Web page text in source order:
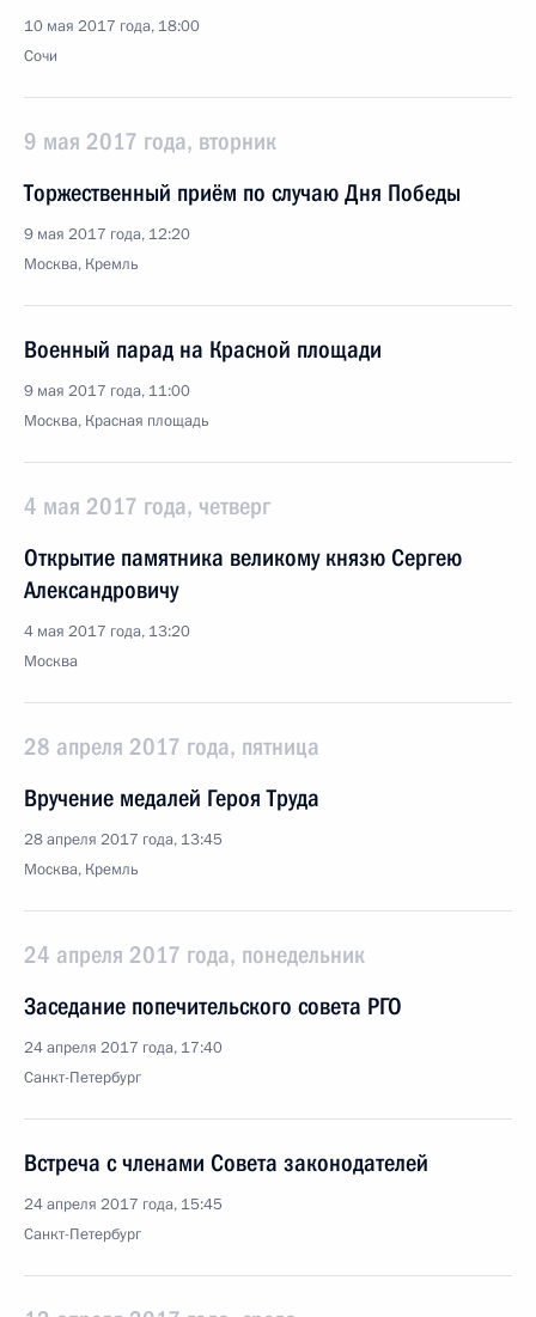
10 мая 2017 года, 18:00
Сочи
9 мая 2017 года, вторник
Торжественный приём по случаю Дня Победы
9 мая 2017 года, 12:20
Москва, Кремль
Военный парад на Красной площади
9 мая 2017 года, 11:00
Москва, Красная площадь
4 мая 2017 года, четверг
Открытие памятника великому князю Сергею
Александровичу
4 мая 2017 года, 13:20
Москва
28 апреля 2017 года, пятница
Вручение медалей Героя Труда
28 апреля 2017 года, 13:45
Москва, Кремль
24 апреля 2017 года, понедельник
Заседание попечительского совета РГО
24 апреля 2017 года, 17:40
Санкт-Петербург
Встреча с членами Совета законодателей
24 апреля 2017 года, 15:45
Санкт-Петербург